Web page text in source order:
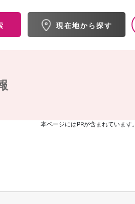
現在地から探す
本ページにはPRが含まれています。